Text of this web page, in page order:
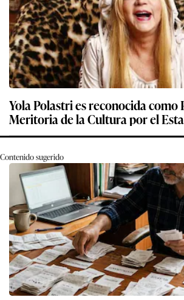
Yola Polastri es reconocida como
Meritoria de la Cultura por el
Contenido sugerido